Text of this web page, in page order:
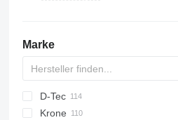
Marke
2 series
3 series
ADR
BPO
CCS
D-Tec
CT
EF
ADR
SDS
T-series
SB
Krone